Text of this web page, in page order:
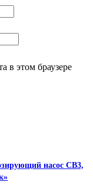
в этом браузере
насос CB3,